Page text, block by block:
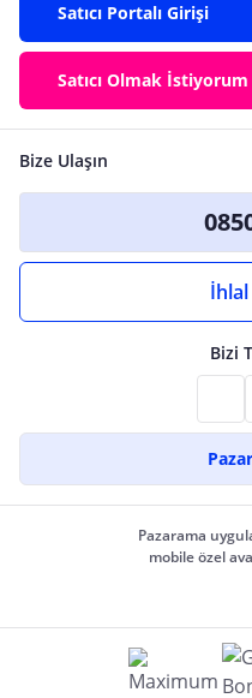
Satıcı Portalı Girişi
Satıcı Olmak İstiyorum
Bize Ulaşın
Bizi
Pazarama
mobile özel